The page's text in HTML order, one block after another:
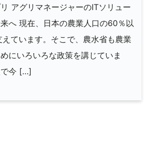
アグリマネージャーのITソリュー
へ 現在、日本の農業人口の60％以
ています。そこで、農水省も農業
にいろいろな政策を講じていま
で今 […]